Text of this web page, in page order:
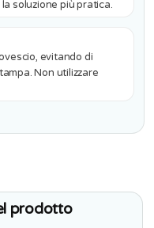
soluzione più pratica.
evitando di
Non utilizzare
prodotto